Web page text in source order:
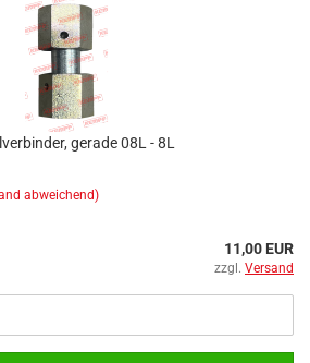
gerade 08L - 8L
abweichend)
11,00 EUR
zzgl. Versand